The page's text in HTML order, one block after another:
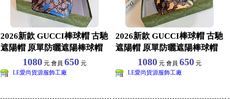
2026新款 GUCCI棒球帽 古馳
遮陽帽 原單防曬遮陽棒球帽
批發 旅1080元 會員 650元
LE愛尚貨源服飾工廠
2026新款 GUCCI棒球帽 古馳
遮陽帽 原單防曬遮陽棒球帽
批發 旅1080元 會員 650元
LE愛尚貨源服飾工廠